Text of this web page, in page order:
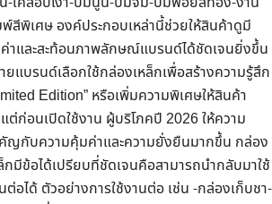
สีพิเศษ องค์ประกอบเหล่านี้ช่วยให้สินค้าดูมี
าและสะท้อนภาพลักษณ์แบรนด์ได้ชัดเจนยิ่งขึ้น
ยแบรนด์เลือกใช้กล่องเหล็กเพื่อสร้างความรู้สึก
Edition” หรือเพิ่มความพิเศษให้สินค้า
ต่ก่อนเปิดใช้งาน ผู้บริโภคปี 2026 ให้ความ
ญกับความคุ้มค่าและความยั่งยืนมากขึ้น กล่อง
กมีข้อได้เปรียบที่ชัดเจนคือสามารถนำกลับมาใช้
ต่อได้ ตัวอย่างการใช้งานต่อ เช่น -กล่องเก็บชา-